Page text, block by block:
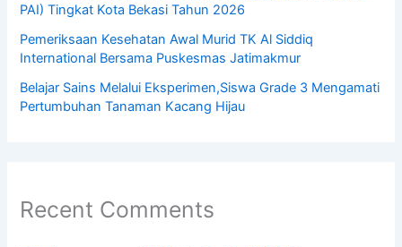
PAI) Tingkat Kota Bekasi Tahun 2026
Pemeriksaan Kesehatan Awal Murid TK Al Siddiq
International Bersama Puskesmas Jatimakmur
Belajar Sains Melalui Eksperimen,Siswa Grade 3 Mengamati
Pertumbuhan Tanaman Kacang Hijau
Recent Comments